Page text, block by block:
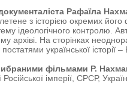
Рафаїла
з історією окремих
ідеологічного контролю.
архіві. На сторінках
української історії
фільмами Р.
Російської імперії, СРСР,